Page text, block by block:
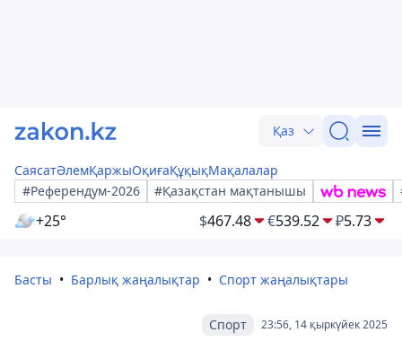
Қаз
СаясатӘлемҚаржыОқиғаҚұқықМақалалар
#Референдум-2026
#Қазақстан мақтанышы
+25° $467.48 €539.52 ₽5.73
Басты Барлық жаңалықтар Спорт жаңалықтары
23:56, 14 қыркүйек 2025
Спорт